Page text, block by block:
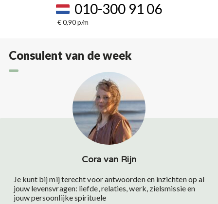
010-300 91 06
€ 0,90 p/m
Consulent van de week
Cora van Rijn
Je kunt bij mij terecht voor antwoorden en inzichten op al
jouw levensvragen: liefde, relaties, werk, zielsmissie en
jouw persoonlijke spirituele